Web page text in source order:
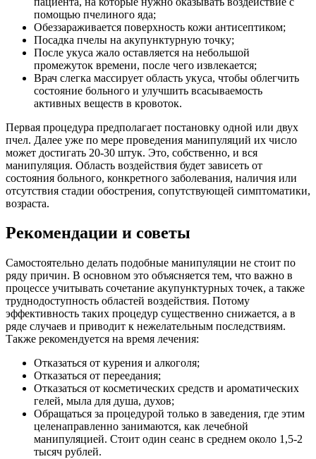
помощью пчелиного яда;
Обеззараживается поверхность кожи антисептиком;
Посадка пчелы на акупунктурную точку;
После укуса жало оставляется на небольшой
промежуток времени, после чего извлекается;
Врач слегка массирует область укуса, чтобы облегчить
состояние больного и улучшить всасываемость
активных веществ в кровоток.
Первая процедура предполагает постановку одной или двух
пчел. Далее уже по мере проведения манипуляций их число
может достигать 20-30 штук. Это, собственно, и вся
манипуляция. Область воздействия будет зависеть от
состояния больного, конкретного заболевания, наличия или
отсутствия стадии обострения, сопутствующей симптоматики,
возраста.
Рекомендации и советы
Самостоятельно делать подобные манипуляции не стоит по
ряду причин. В основном это объясняется тем, что важно в
процессе учитывать сочетание акупунктурных точек, а также
труднодоступность областей воздействия. Потому
эффективность таких процедур существенно снижается, а в
ряде случаев и приводит к нежелательным последствиям.
Также рекомендуется на время лечения:
Отказаться от курения и алкоголя;
Отказаться от переедания;
Отказаться от косметических средств и ароматических
гелей, мыла для душа, духов;
Обращаться за процедурой только в заведения, где этим
целенаправленно занимаются, как лечебной
манипуляцией. Стоит один сеанс в среднем около 1,5-2
тысяч рублей.